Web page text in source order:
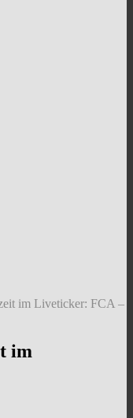
im Liveticker: FCA –
im